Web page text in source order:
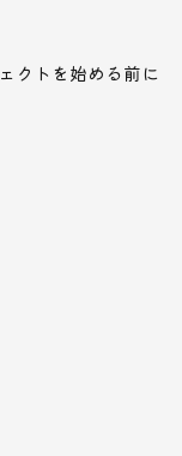
クトを始める前に